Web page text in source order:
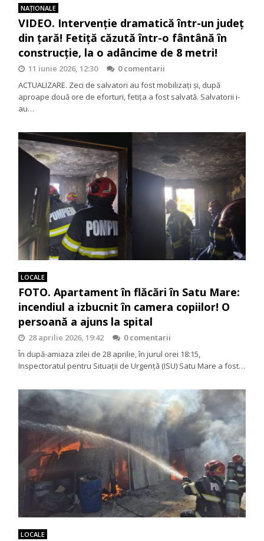
NAŢIONALE
VIDEO. Intervenție dramatică într-un județ
din țară! Fetiță căzută într-o fântână în
construcție, la o adâncime de 8 metri!
11 iunie 2026, 12:30
0 comentarii
ACTUALIZARE. Zeci de salvatori au fost mobilizați și, după
aproape două ore de eforturi, fetița a fost salvată. Salvatorii i-
au…
LOCALE
FOTO. Apartament în flăcări în Satu Mare:
incendiul a izbucnit în camera copiilor! O
persoană a ajuns la spital
28 aprilie 2026, 19:42
0 comentarii
În după-amiaza zilei de 28 aprilie, în jurul orei 18:15,
Inspectoratul pentru Situații de Urgență (ISU) Satu Mare a fost…
LOCALE